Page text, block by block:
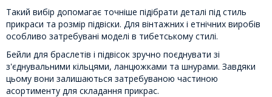
Такий вибір допомагає точніше підібрати деталі під стиль
прикраси та розмір підвіски. Для вінтажних і етнічних виробів
особливо затребувані моделі в тибетському стилі.
Бейли для браслетів і підвісок зручно поєднувати зі
з'єднувальними кільцями, ланцюжками та шнурами. Завдяки
цьому вони залишаються затребуваною частиною
асортименту для складання прикрас.